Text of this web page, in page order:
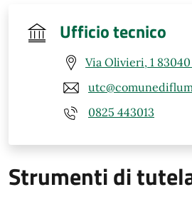
Ufficio tecnico
Via Olivieri, 1
0825 443013
Strumenti di